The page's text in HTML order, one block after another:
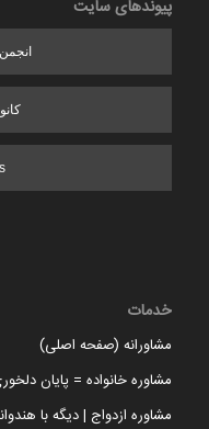
پیوندهای سایت
خدمات
مشاورانه (صفحه اصلی)
مشاوره خانواده = پایان
مشاوره ازدواج | دیگه با